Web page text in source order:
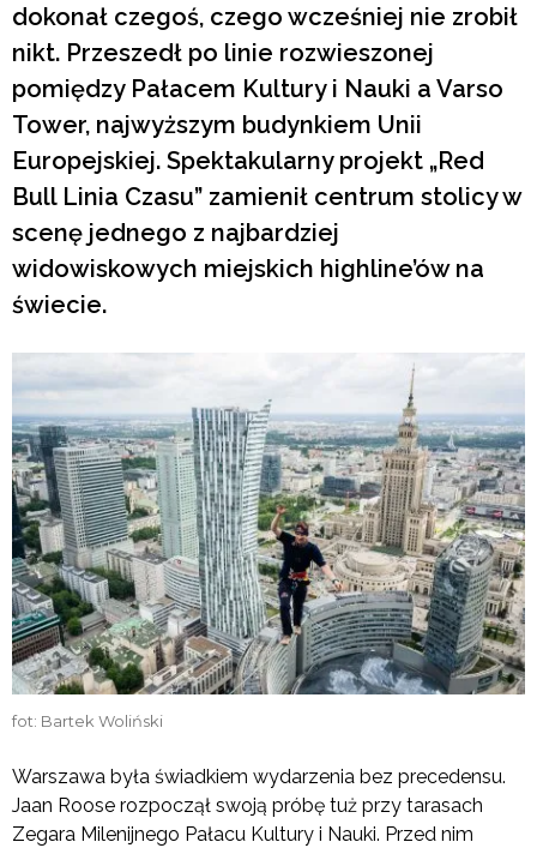
dokonał czegoś, czego wcześniej nie zrobił
nikt. Przeszedł po linie rozwieszonej
pomiędzy Pałacem Kultury i Nauki a Varso
Tower, najwyższym budynkiem Unii
Europejskiej. Spektakularny projekt „Red
Bull Linia Czasu” zamienił centrum stolicy w
scenę jednego z najbardziej
widowiskowych miejskich highline’ów na
świecie.
fot: Bartek Woliński
Warszawa była świadkiem wydarzenia bez precedensu.
Jaan Roose rozpoczął swoją próbę tuż przy tarasach
Zegara Milenijnego Pałacu Kultury i Nauki. Przed nim